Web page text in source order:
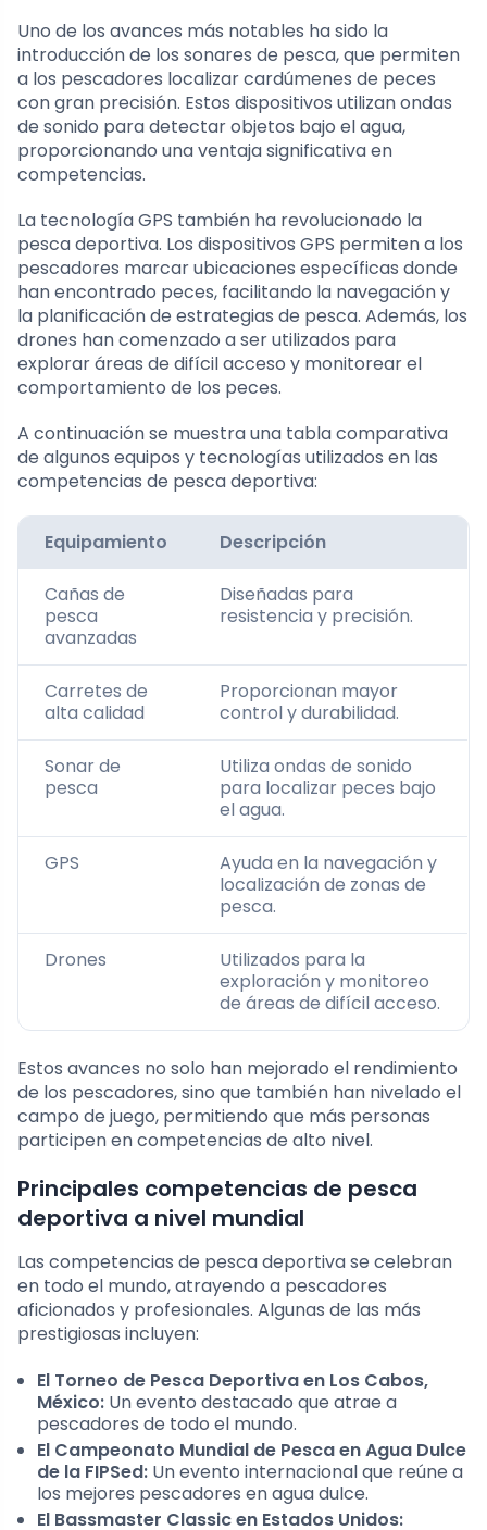
Uno de los avances más notables ha sido la
introducción de los sonares de pesca, que permiten
a los pescadores localizar cardúmenes de peces
con gran precisión. Estos dispositivos utilizan ondas
de sonido para detectar objetos bajo el agua,
proporcionando una ventaja significativa en
competencias.
La tecnología GPS también ha revolucionado la
pesca deportiva. Los dispositivos GPS permiten a los
pescadores marcar ubicaciones específicas donde
han encontrado peces, facilitando la navegación y
la planificación de estrategias de pesca. Además, los
drones han comenzado a ser utilizados para
explorar áreas de difícil acceso y monitorear el
comportamiento de los peces.
A continuación se muestra una tabla comparativa
de algunos equipos y tecnologías utilizados en las
competencias de pesca deportiva:
Equipamiento Descripción
Cañas de
pesca
avanzadas
Diseñadas para
resistencia y precisión.
Carretes de
alta calidad
Proporcionan mayor
control y durabilidad.
Sonar de
pesca
Utiliza ondas de sonido
para localizar peces bajo
el agua.
GPS
Ayuda en la navegación y
localización de zonas de
pesca.
Drones
Utilizados para la
exploración y monitoreo
de áreas de difícil acceso.
Estos avances no solo han mejorado el rendimiento
de los pescadores, sino que también han nivelado el
campo de juego, permitiendo que más personas
participen en competencias de alto nivel.
Principales competencias de pesca
deportiva a nivel mundial
Las competencias de pesca deportiva se celebran
en todo el mundo, atrayendo a pescadores
aficionados y profesionales. Algunas de las más
prestigiosas incluyen:
El Torneo de Pesca Deportiva en Los Cabos,
México: Un evento destacado que atrae a
pescadores de todo el mundo.
El Campeonato Mundial de Pesca en Agua Dulce
de la FIPSed: Un evento internacional que reúne a
los mejores pescadores en agua dulce.
El Bassmaster Classic en Estados Unidos: